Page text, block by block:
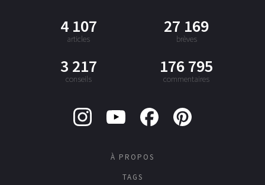
4 107
articles
27 169
brèves
3 217
conseils
176 795
commentaires
À PROPOS
TAGS